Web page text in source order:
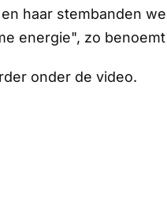
haar stembanden
energie", zo
onder de video.